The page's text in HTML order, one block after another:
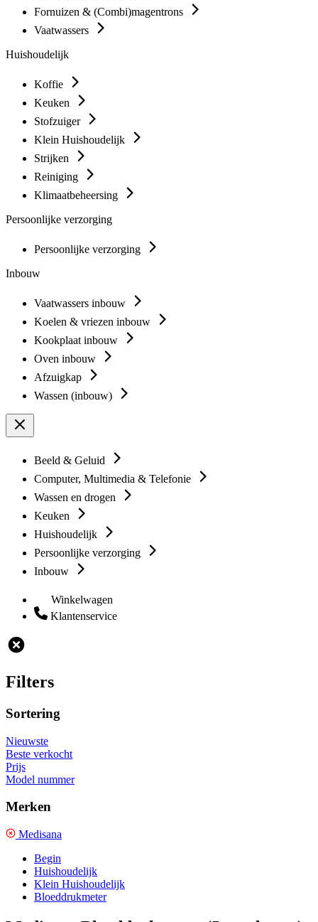
Fornuizen & (Combi)magentrons
Vaatwassers
Huishoudelijk
Koffie
Keuken
Stofzuiger
Klein Huishoudelijk
Strijken
Reiniging
Klimaatbeheersing
Persoonlijke verzorging
Persoonlijke verzorging
Inbouw
Vaatwassers inbouw
Koelen & vriezen inbouw
Kookplaat inbouw
Oven inbouw
Afzuigkap
Wassen (inbouw)
Beeld & Geluid
Computer, Multimedia & Telefonie
Wassen en drogen
Keuken
Huishoudelijk
Persoonlijke verzorging
Inbouw
Winkelwagen
Klantenservice
Filters
Sortering
Nieuwste
Beste verkocht
Prijs
Model nummer
Merken
Medisana
Begin
Huishoudelijk
Klein Huishoudelijk
Bloeddrukmeter